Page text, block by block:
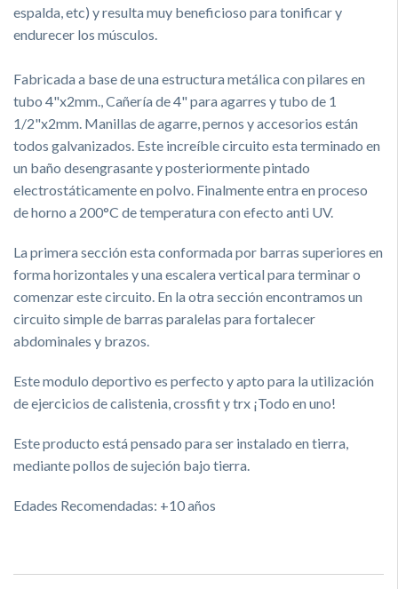
espalda, etc) y resulta muy beneficioso para tonificar y
endurecer los músculos.
Fabricada a base de una estructura metálica con pilares en
tubo 4"x2mm., Cañería de 4" para agarres y tubo de 1
1/2"x2mm. Manillas de agarre, pernos y accesorios están
todos galvanizados. Este increíble circuito esta terminado en
un baño desengrasante y posteriormente pintado
electrostáticamente en polvo. Finalmente entra en proceso
de horno a 200°C de temperatura con efecto anti UV.
La primera sección esta conformada por barras superiores en
forma horizontales y una escalera vertical para terminar o
comenzar este circuito. En la otra sección encontramos un
circuito simple de barras paralelas para fortalecer
abdominales y brazos.
Este modulo deportivo es perfecto y apto para la utilización
de ejercicios de calistenia, crossfit y trx ¡Todo en uno!
Este producto está pensado para ser instalado en tierra,
mediante pollos de sujeción bajo tierra.
Edades Recomendadas: +10 años